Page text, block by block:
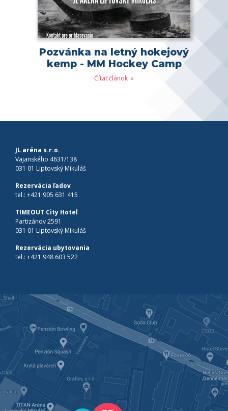
Pozvánka na letný hokejový
kemp - MM Hockey Camp
Čítať článok
JL aréna s.r.o.
Vajanského 4631/138
031 01 Liptovský Mikuláš
Rezervácia ľadov
tel.: +421 905 631 415
TIMEOUT City Hotel
Partizánov 2591
031 01 Liptovský Mikuláš
Rezervácia ubytovania
tel.: +421 948 603 522